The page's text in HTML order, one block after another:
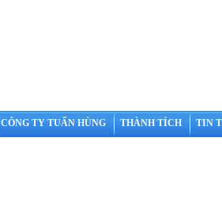
CÔNG TY TUẤN HÙNG THÀNH TÍCH TIN